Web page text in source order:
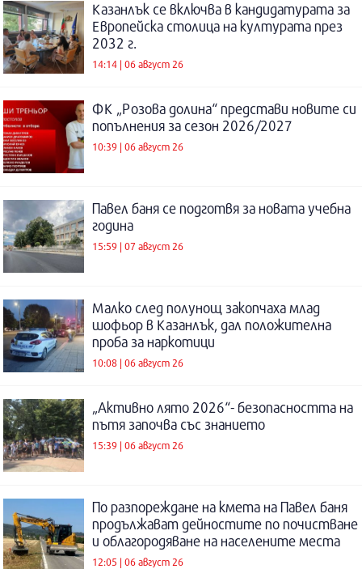
Казанлък се включва в кандидатурата за
Европейска столица на културата през
2032 г.
14:14 | 06 август 26
ФК „Розова долина“ представи новите си
попълнения за сезон 2026/2027
10:39 | 06 август 26
Павел баня се подготвя за новата учебна
година
15:59 | 07 август 26
Малко след полунощ закопчаха млад
шофьор в Казанлък, дал положителна
проба за наркотици
10:08 | 06 август 26
„Активно лято 2026“- безопасността на
пътя започва със знанието
15:39 | 06 август 26
По разпореждане на кмета на Павел баня
продължават дейностите по почистване
и облагородяване на населените места
12:05 | 06 август 26